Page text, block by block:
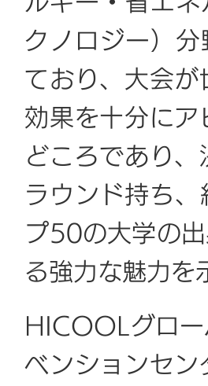
クノロジー）
ており、大会
効果を十分に
どころであり
ラウンド持ち
プ50の大学の
る強力な魅力を
HICOOLグロ
ベンションセ